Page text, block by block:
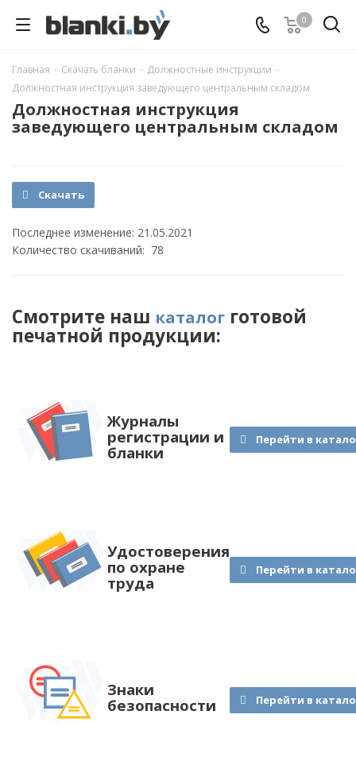
0
Главная - Скачать бланки - Должностные инструкции -
Должностная инструкция заведующего центральным складом
Должностная инструкция
заведующего центральным складом
Скачать
Последнее изменение: 21.05.2021
Количество скачиваний: 78
Смотрите наш каталог готовой
печатной продукции:
Журналы
регистрации и
бланки
Перейти в
Удостоверения
по охране
труда
Перейти в
Знаки
безопасности
Перейти в